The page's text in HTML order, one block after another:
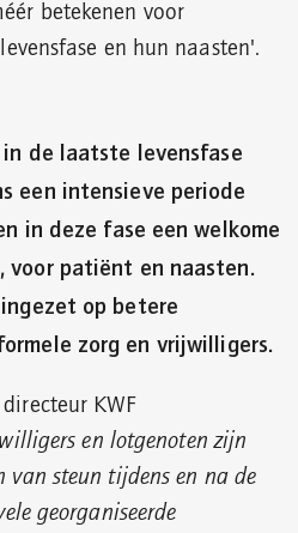
betekenen voor
en hun naasten'.
de laatste levensfase
een intensieve periode
in deze fase een welkome
voor patiënt en naasten.
op betere
zorg en vrijwilligers.
KWF
en lotgenoten zijn
van steun tijdens en na de
georganiseerde